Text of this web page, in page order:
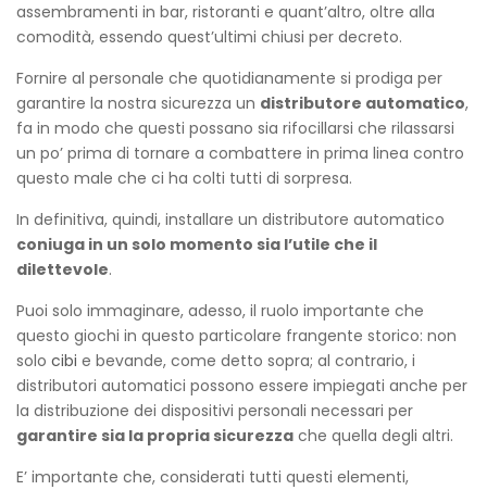
assembramenti in bar, ristoranti e quant’altro, oltre alla
comodità, essendo quest’ultimi chiusi per decreto.
Fornire al personale che quotidianamente si prodiga per
garantire la nostra sicurezza un distributore automatico,
fa in modo che questi possano sia rifocillarsi che rilassarsi
un po’ prima di tornare a combattere in prima linea contro
questo male che ci ha colti tutti di sorpresa.
In definitiva, quindi, installare un distributore automatico
coniuga in un solo momento sia l’utile che il
dilettevole.
Puoi solo immaginare, adesso, il ruolo importante che
questo giochi in questo particolare frangente storico: non
solo cibi e bevande, come detto sopra; al contrario, i
distributori automatici possono essere impiegati anche per
la distribuzione dei dispositivi personali necessari per
garantire sia la propria sicurezza che quella degli altri.
E’ importante che, considerati tutti questi elementi,